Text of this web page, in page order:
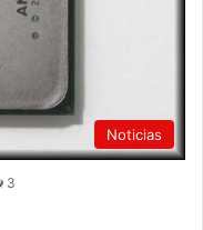
Noticias
3